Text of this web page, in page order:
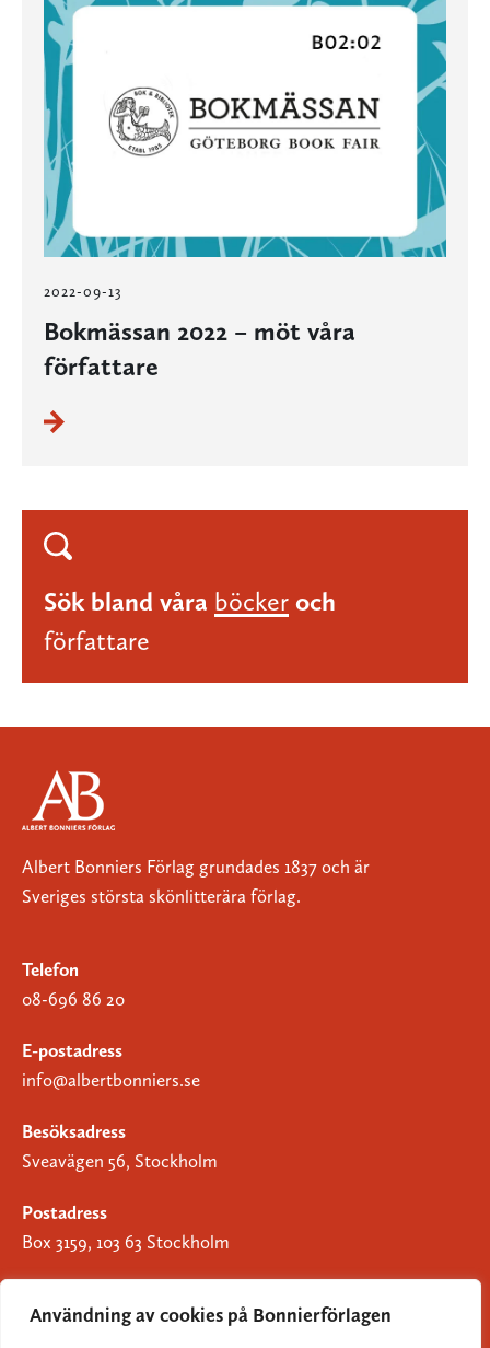
Användning av cookies på Bonnierförlagen
2022-09-13
Bokmässan 2022 – möt våra
författare
Sök bland våra böcker och
författare
Albert Bonniers Förlag grundades 1837 och är
Sveriges största skönlitterära förlag.
Telefon
08-696 86 20
E-postadress
info@albertbonniers.se
Besöksadress
Sveavägen 56, Stockholm
Postadress
Box 3159, 103 63 Stockholm